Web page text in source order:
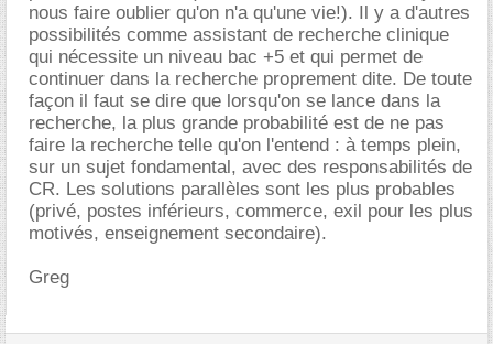
nous faire oublier qu'on n'a qu'une vie!). Il y a d'autres
possibilités comme assistant de recherche clinique
qui nécessite un niveau bac +5 et qui permet de
continuer dans la recherche proprement dite. De toute
façon il faut se dire que lorsqu'on se lance dans la
recherche, la plus grande probabilité est de ne pas
faire la recherche telle qu'on l'entend : à temps plein,
sur un sujet fondamental, avec des responsabilités de
CR. Les solutions parallèles sont les plus probables
(privé, postes inférieurs, commerce, exil pour les plus
motivés, enseignement secondaire).
Greg